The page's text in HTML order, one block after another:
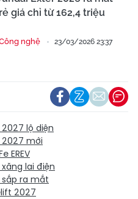
giá chỉ từ 162,4 triệu
nghệ 23/03/2026 23:37
2027 lộ diện
2027 mới
EREV
xăng lai điện
sắp ra mắt
2027